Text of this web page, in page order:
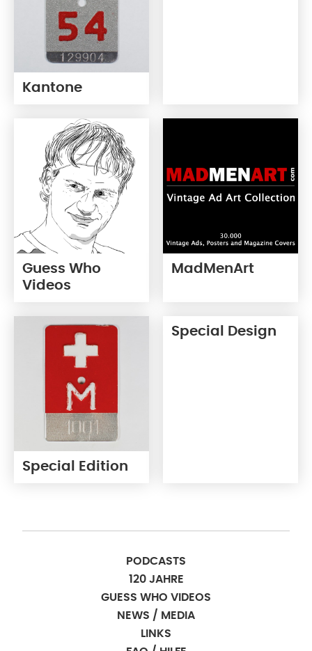
Kantone
Guess Who
Videos
MadMenArt
Special Edition
Special Design
PODCASTS
120 JAHRE
GUESS WHO VIDEOS
NEWS / MEDIA
LINKS